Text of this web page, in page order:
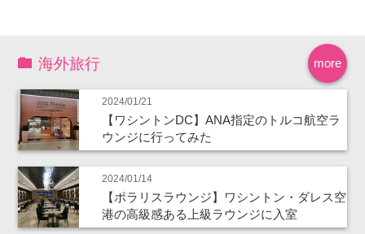
more
海外旅行
2024/01/21
【ワシントンDC】ANA指定のトルコ航空ラ
ウンジに行ってみた
2024/01/14
【ポラリスラウンジ】ワシントン・ダレス空
港の高級感ある上級ラウンジに入室